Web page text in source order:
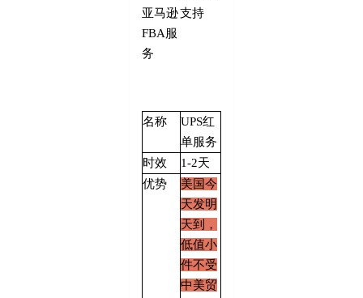
亚马逊
FBA 服
务
支持
名称 UPS红
单服务
时效
1-2天
优势
美国今
天发明
天到，
低值小
件不受
中美贸